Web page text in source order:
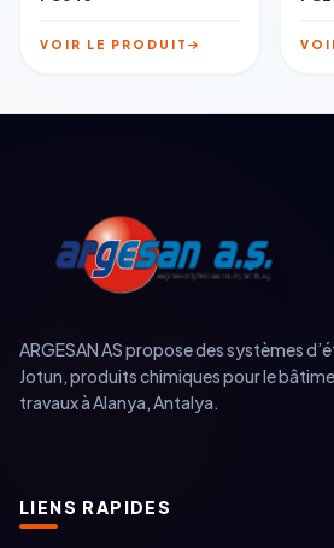
VOIR LE PRODUIT
ARGESAN AS propose des systèmes
Jotun, produits chimiques pour le
travaux à Alanya, Antalya.
LIENS RAPIDES